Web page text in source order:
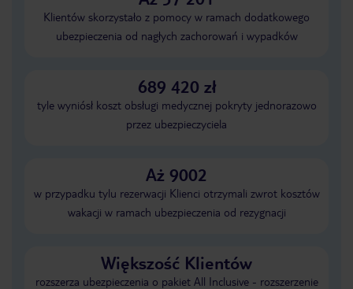
Klientów skorzystało z pomocy w ramach dodatkowego
ubezpieczenia od nagłych zachorowań i wypadków
689 420 zł
tyle wyniósł koszt obsługi medycznej pokryty jednorazowo
przez ubezpieczyciela
Aż 9002
w przypadku tylu rezerwacji Klienci otrzymali zwrot kosztów
wakacji w ramach ubezpieczenia od rezygnacji
Większość Klientów
rozszerza ubezpieczenia o pakiet All Inclusive - rozszerzenie